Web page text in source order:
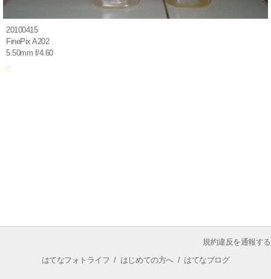
20100415
FinePix A202
5.50mm f/4.60
規約違反を通報する
はてなフォトライフ / はじめての方へ/ はてなブログ